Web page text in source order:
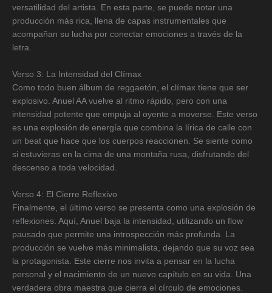
versatilidad del artista. En esta parte, se puede notar una
producción más rica, llena de capas instrumentales que
acompañan su lucha por conectar emociones a través de la
letra.
Verso 3: La Intensidad del Clímax
Como todo buen álbum de reggaetón, el clímax tiene que ser
explosivo. Anuel AA vuelve al ritmo rápido, pero con una
intensidad potente que empuja al oyente a moverse. Este verso
es una explosión de energía que combina la lírica de calle con
un beat que hace que los cuerpos reaccionen. Se siente como
si estuvieras en la cima de una montaña rusa, disfrutando del
descenso a toda velocidad.
Verso 4: El Cierre Reflexivo
Finalmente, el último verso se presenta como una explosión de
reflexiones. Aquí, Anuel baja la intensidad, utilizando un flow
pausado que permite una introspección más profunda. La
producción se vuelve más minimalista, dejando que su voz sea
la protagonista. Este cierre nos invita a pensar en la lucha
personal y el nacimiento de un nuevo capítulo en su vida. Una
verdadera obra maestra que cierra el círculo de emociones.